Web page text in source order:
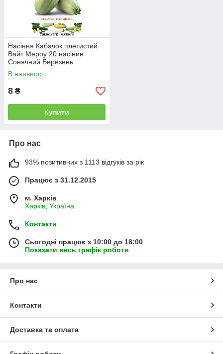
Насіння Кабачок плетистий
Вайт Мероу 20 насінин
Сонячний Березень
В наявності
8 ₴
Купити
Про нас
93% позитивних з 1113 відгуків за рік
Працює з 31.12.2015
м. Харків
Харків, Україна
Контакти
Сьогодні працює з 10:00 до 18:00
Показати весь графік роботи
Про нас
Контакти
Доставка та оплата